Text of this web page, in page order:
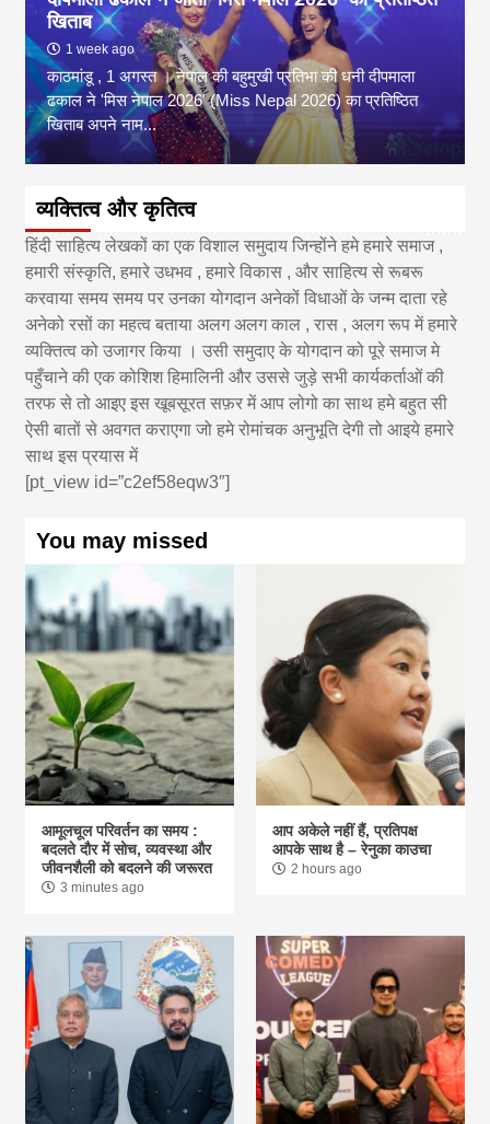
खिताब
1 week ago
काठमांडू , 1 अगस्त । नेपाल की बहुमुखी प्रतिभा की धनी दीपमाला
ढकाल ने 'मिस नेपाल 2026' (Miss Nepal 2026) का प्रतिष्ठित
खिताब अपने नाम...
व्यक्तित्व और कृतित्व
हिंदी साहित्य लेखकों का एक विशाल समुदाय जिन्होंने हमे हमारे समाज ,
हमारी संस्कृति, हमारे उधभव , हमारे विकास , और साहित्य से रूबरू
करवाया समय समय पर उनका योगदान अनेकों विधाओं के जन्म दाता रहे
अनेको रसों का महत्व बताया अलग अलग काल , रास , अलग रूप में हमारे
व्यक्तित्व को उजागर किया । उसी समुदाए के योगदान को पूरे समाज मे
पहुँचाने की एक कोशिश हिमालिनी और उससे जुड़े सभी कार्यकर्ताओं की
तरफ से तो आइए इस खूबसूरत सफ़र में आप लोगो का साथ हमे बहुत सी
ऐसी बातों से अवगत कराएगा जो हमे रोमांचक अनुभूति देगी तो आइये हमारे
साथ इस प्रयास में
[pt_view id=”c2ef58eqw3″]
You may missed
आमूलचूल परिवर्तन का समय :
बदलते दौर में सोच, व्यवस्था और
जीवनशैली को बदलने की जरूरत
3 minutes ago
आप अकेले नहीं हैं, प्रतिपक्ष
आपके साथ है – रेनुका काउचा
2 hours ago